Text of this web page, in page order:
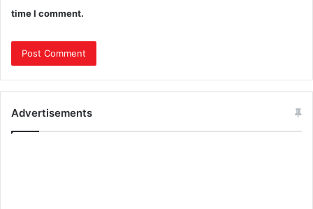
time I comment.
Advertisements